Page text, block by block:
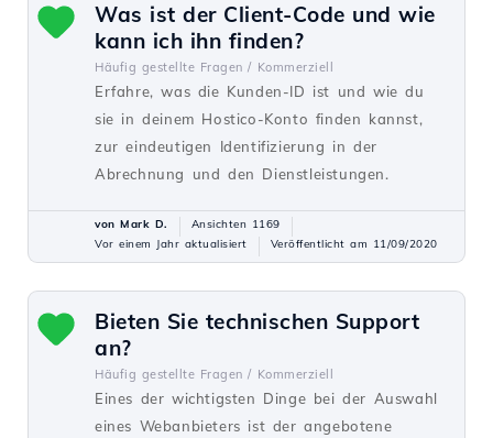
Was ist der Client-Code und wie
kann ich ihn finden?
Häufig gestellte Fragen / Kommerziell
Erfahre, was die Kunden-ID ist und wie du
sie in deinem Hostico-Konto finden kannst,
zur eindeutigen Identifizierung in der
Abrechnung und den Dienstleistungen.
von Mark D.
Ansichten 1169
Vor einem Jahr aktualisiert
Veröffentlicht am 11/09/2020
Bieten Sie technischen Support
an?
Häufig gestellte Fragen / Kommerziell
Eines der wichtigsten Dinge bei der Auswahl
eines Webanbieters ist der angebotene